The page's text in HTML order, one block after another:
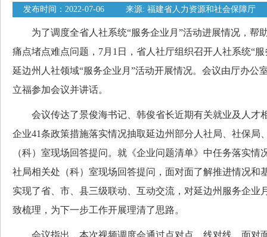
发布时间：2022-07-06 来源: 福建省人力资源和社会保障厅
为了调度全省人社系统“服务企业月”活动进展情况，帮
痛点堵点难点问题，7月1日，省人社厅组织召开人社系统“
延边州人社领域“服务企业月”活动开展情况。会议由厅办公
立福参加会议并讲话。
会议传达了景俊海书记、韩俊省长近期有关就业及人才
企业41条政策措施落实情况抽取延边州部分人社局、社保局
（科）室现场回答提问。就《企业问题清单》中任务落实情
社局相关处（科）室现场回答提问，面对面了解推进情况和
实现了省、市、县三级联动、互动交流，对延边州服务企业
致梳理，为下一步工作开展理清了思路。
会议指出，本次视频调度会通过点对点、线对线、面对